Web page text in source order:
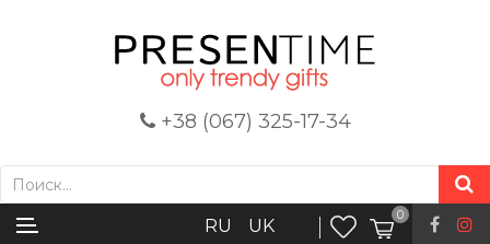
+38 (067) 325-17-34
RU UK
0